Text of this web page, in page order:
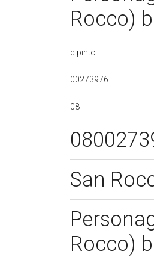
Rocco)
dipinto
00273976
08
San
Rocco)